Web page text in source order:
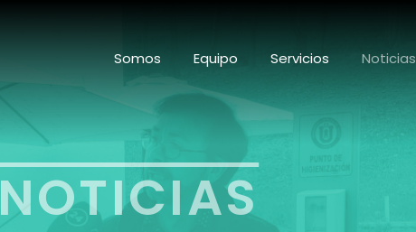
Somos Equipo Servicios Noticias
NOTICIAS